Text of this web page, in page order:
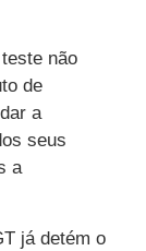
não
de
a
seus
a
já detém o